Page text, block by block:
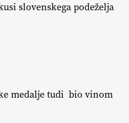
slovenskega podeželja
medalje tudi bio vinom